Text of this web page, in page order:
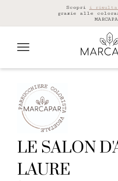
Scopri i
grazie alle
LE SALON
LAURE